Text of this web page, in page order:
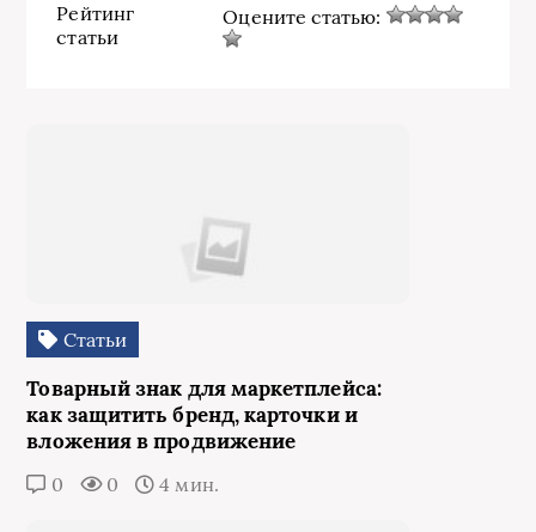
Рейтинг
статьи
Оцените статью:
Статьи
Товарный знак для маркетплейса:
как защитить бренд, карточки и
вложения в продвижение
0 0 4 мин.